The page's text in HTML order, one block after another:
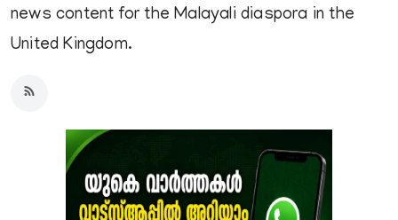
news content for the Malayali diaspora in the
United Kingdom.